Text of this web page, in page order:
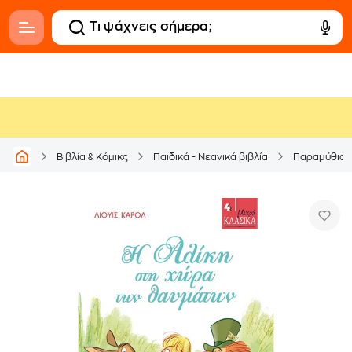
Βιβλία & Κόμικς Παιδικά - Νεανικά βιβλία Παραμύθια